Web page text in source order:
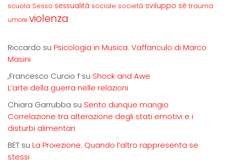
scuola Sesso sessualità sociale società sviluppo sè trauma
umore violenza
Riccardo su Psicologia in Musica. Vaffanculo di Marco
Masini
,Francesco Curcio f su Shock and Awe
L’arte della guerra nelle relazioni
Chiara Garrubba su Sento dunque mangio
Correlazione tra alterazione degli stati emotivi e i
disturbi alimentari
BET su La Proiezione. Quando l’altro rappresenta se
stessi